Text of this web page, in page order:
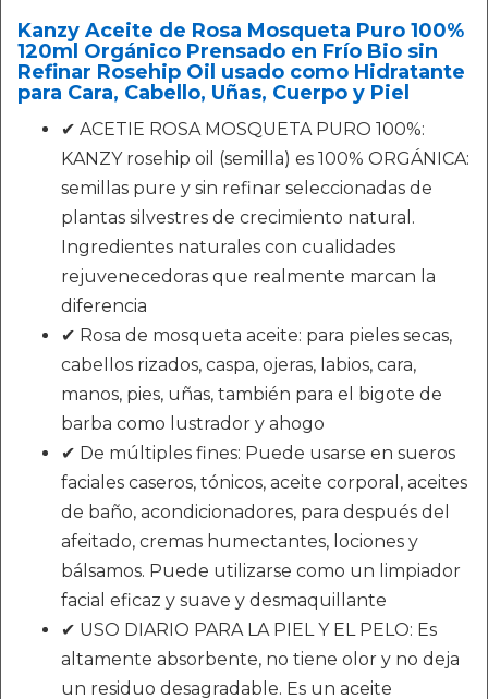
Kanzy Aceite de Rosa Mosqueta Puro 100%
120ml Orgánico Prensado en Frío Bio sin
Refinar Rosehip Oil usado como Hidratante
para Cara, Cabello, Uñas, Cuerpo y Piel
✔ ACETIE ROSA MOSQUETA PURO 100%:
KANZY rosehip oil (semilla) es 100% ORGÁNICA:
semillas pure y sin refinar seleccionadas de
plantas silvestres de crecimiento natural.
Ingredientes naturales con cualidades
rejuvenecedoras que realmente marcan la
diferencia
✔ Rosa de mosqueta aceite: para pieles secas,
cabellos rizados, caspa, ojeras, labios, cara,
manos, pies, uñas, también para el bigote de
barba como lustrador y ahogo
✔ De múltiples fines: Puede usarse en sueros
faciales caseros, tónicos, aceite corporal, aceites
de baño, acondicionadores, para después del
afeitado, cremas humectantes, lociones y
bálsamos. Puede utilizarse como un limpiador
facial eficaz y suave y desmaquillante
✔ USO DIARIO PARA LA PIEL Y EL PELO: Es
altamente absorbente, no tiene olor y no deja
un residuo desagradable. Es un aceite